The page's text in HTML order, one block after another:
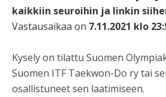
kaikkiin seuroihin ja linkin
Vastausaikaa on 7.11.2021 klo
Kysely on tilattu Suomen
Suomen ITF Taekwon-Do ry tai
osallistuneet sen laatimiseen.